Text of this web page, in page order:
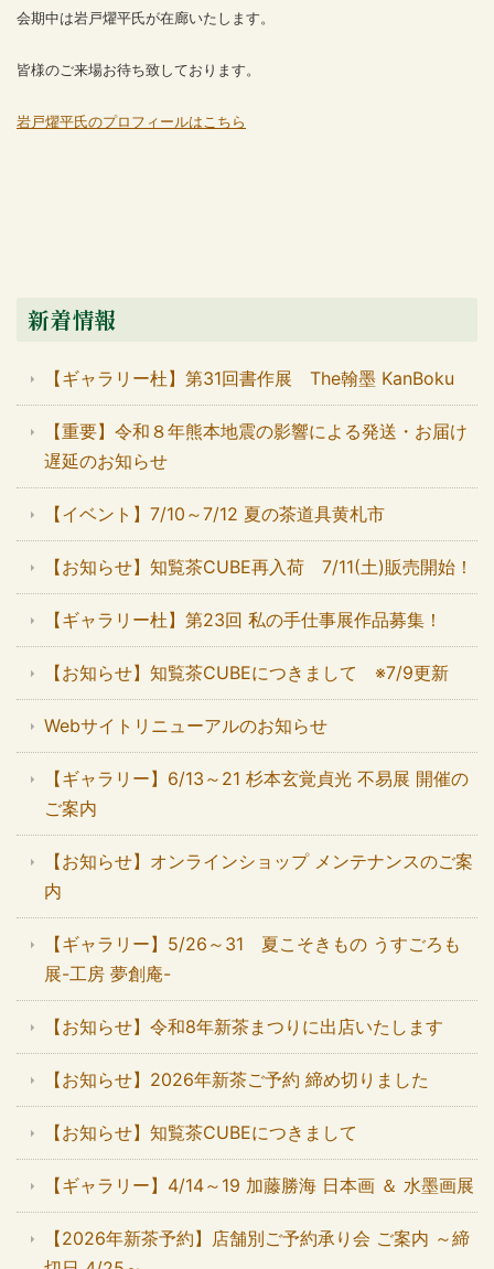
会期中は岩戸燿平氏が在廊いたします。
皆様のご来場お待ち致しております。
岩戸燿平氏のプロフィールはこちら
新着情報
【ギャラリー杜】第31回書作展 The翰墨 KanBoku
【重要】令和８年熊本地震の影響による発送・お届け
遅延のお知らせ
【イベント】7/10～7/12 夏の茶道具黄札市
【お知らせ】知覧茶CUBE再入荷 7/11(土)販売開始！
【ギャラリー杜】第23回 私の手仕事展作品募集！
【お知らせ】知覧茶CUBEにつきまして ※7/9更新
Webサイトリニューアルのお知らせ
【ギャラリー】6/13～21 杉本玄覚貞光 不易展 開催の
ご案内
【お知らせ】オンラインショップ メンテナンスのご案
内
【ギャラリー】5/26～31 夏こそきもの うすごろも
展-工房 夢創庵-
【お知らせ】令和8年新茶まつりに出店いたします
【お知らせ】2026年新茶ご予約 締め切りました
【お知らせ】知覧茶CUBEにつきまして
【ギャラリー】4/14～19 加藤勝海 日本画 ＆ 水墨画展
【2026年新茶予約】店舗別ご予約承り会 ご案内 ～締